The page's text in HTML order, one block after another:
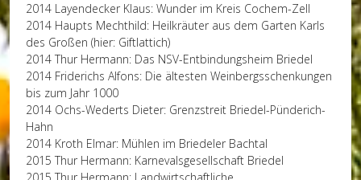
2014 Layendecker Klaus: Wunder im Kreis Cochem-Zell
2014 Haupts Mechthild: Heilkräuter aus dem Garten Karls
des Großen (hier: Giftlattich)
2014 Thur Hermann: Das NSV-Entbindungsheim Briedel
2014 Friderichs Alfons: Die ältesten Weinbergsschenkungen
bis zum Jahr 1000
2014 Ochs-Wederts Dieter: Grenzstreit Briedel-Pünderich-
Hahn
2014 Kroth Elmar: Mühlen im Briedeler Bachtal
2015 Thur Hermann: Karnevalsgesellschaft Briedel